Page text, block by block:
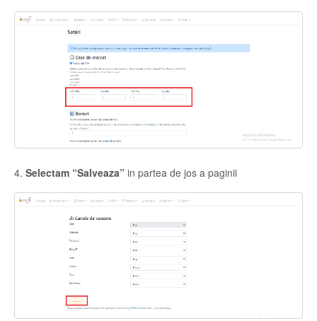
4. Selectam “Salveaza” in partea de jos a paginii